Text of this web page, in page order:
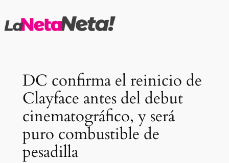
al
DC confirma el reinicio de
Clayface antes del debut
cinematográfico, y será
puro combustible de
pesadilla